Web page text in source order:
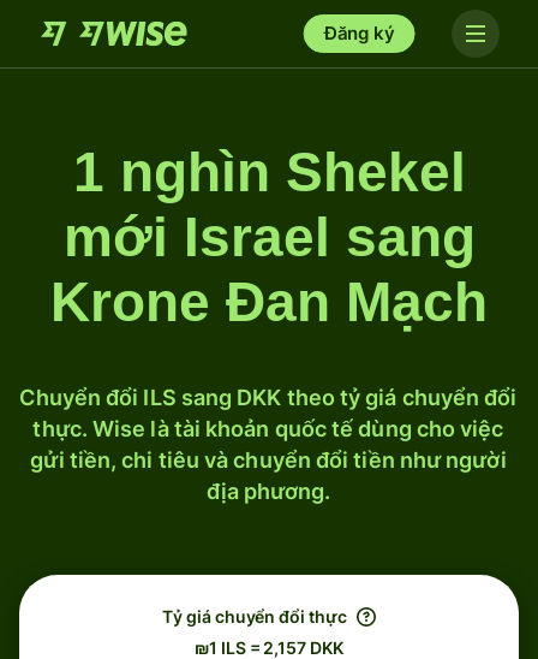
Đăng ký
1 nghìn Shekel
mới Israel sang
Krone Đan Mạch
Chuyển đổi ILS sang DKK theo tỷ giá chuyển đổi
thực. Wise là tài khoản quốc tế dùng cho việc
gửi tiền, chi tiêu và chuyển đổi tiền như người
địa phương.
Tỷ giá chuyển đổi thực
₪1 ILS = 2,157 DKK